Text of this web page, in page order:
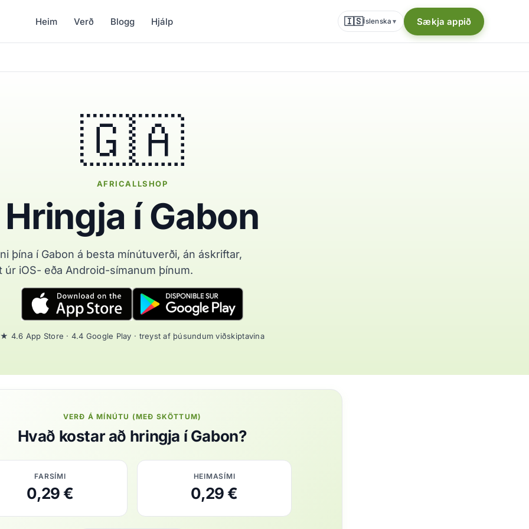
Heim Verð Blogg Hjálp 🇮🇸Íslenska ▾ Sækja appið
🇬🇦
AFRICALLSHOP
Hringja í Gabon
þína í Gabon á besta mínútuverði, án áskriftar,
úr iOS- eða Android-símanum þínum.
★ 4.6 App Store · 4.4 Google Play · treyst af þúsundum viðskiptavina
VERÐ Á MÍNÚTU (MEÐ SKÖTTUM)
Hvað kostar að hringja í Gabon?
FARSÍMI
0,29 €
HEIMASÍMI
0,29 €